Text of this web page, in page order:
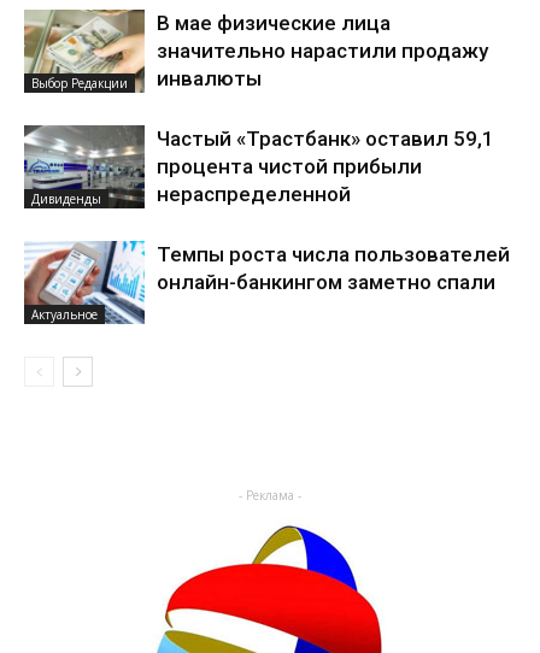
Выбор Редакции
В мае физические лица
значительно нарастили продажу
инвалюты
Дивиденды
Частый «Трастбанк» оставил 59,1
процента чистой прибыли
нераспределенной
Актуальное
Темпы роста числа пользователей
онлайн-банкингом заметно спали
- Реклама -